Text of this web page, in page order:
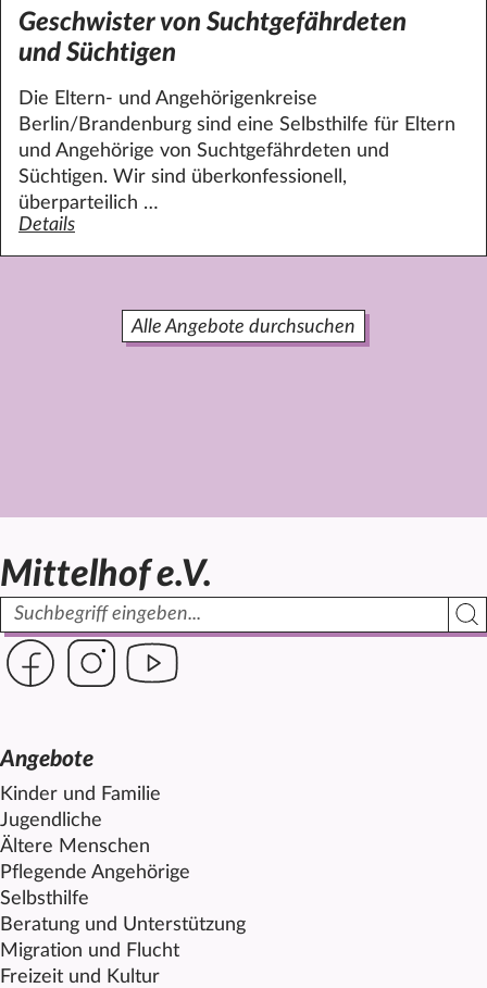
Geschwister von Suchtgefährdeten
und Süchtigen
Die Eltern- und Angehörigenkreise
Berlin/Brandenburg sind eine Selbsthilfe für Eltern
und Angehörige von Suchtgefährdeten und
Süchtigen. Wir sind überkonfessionell,
überparteilich …
Details
zum Angebot Geschwister von Suchtgefährdeten und
Alle Angebote durchsuchen
Mittelhof e.V.
Suchbegriff
Link zur Seite des Mittelhof auf Facebook
Link zur Seite des Mittelhof auf Instagram
Link zur Seite des Mittelhof auf Youtube
Angebote
Kinder und Familie
Jugendliche
Ältere Menschen
Pflegende Angehörige
Selbsthilfe
Beratung und Unterstützung
Migration und Flucht
Freizeit und Kultur